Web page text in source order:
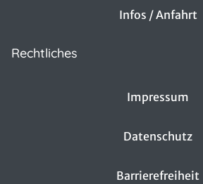
Infos / Anfahrt
Rechtliches
Impressum
Datenschutz
Barrierefreiheit